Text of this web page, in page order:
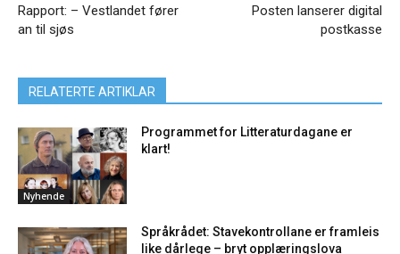
Rapport: – Vestlandet fører
an til sjøs
Posten lanserer digital
postkasse
RELATERTE ARTIKLAR
Nyhende
Programmet for Litteraturdagane er
klart!
Språkrådet: Stavekontrollane er framleis
like dårlege – bryt opplæringslova